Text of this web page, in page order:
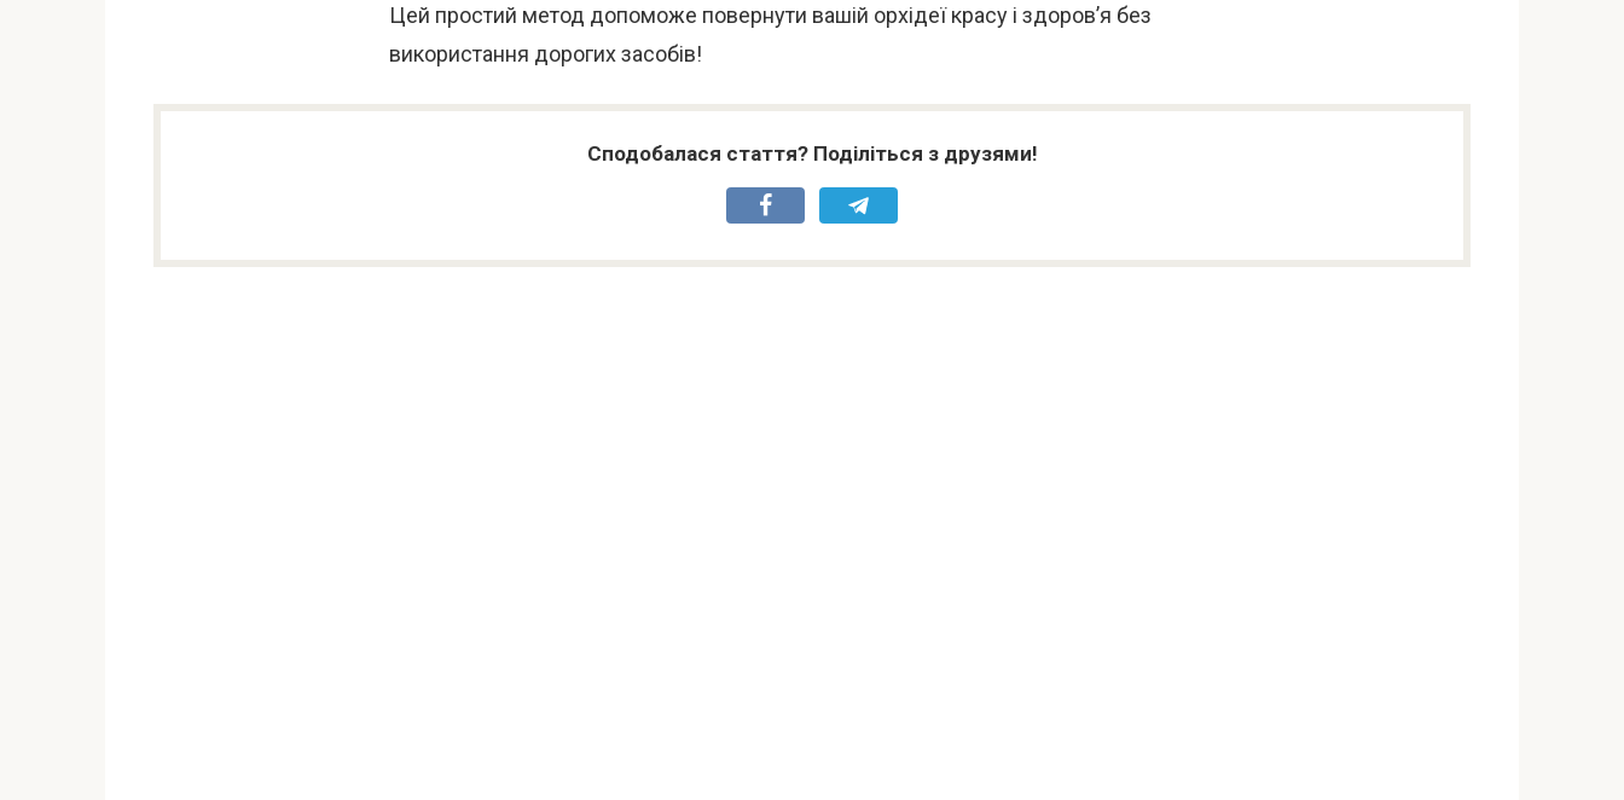
Цей простий метод допоможе повернути вашій орхідеї красу і здоров’я без
використання дорогих засобів!
Сподобалася стаття? Поділіться з друзями!